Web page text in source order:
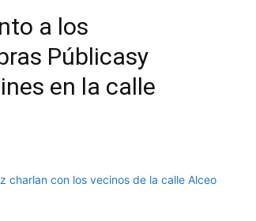
a los
Públicasy
en la calle